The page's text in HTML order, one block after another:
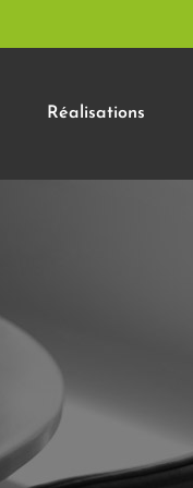
Réalisations